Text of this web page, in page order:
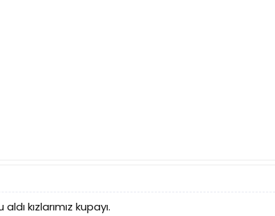
kızlarımız kupayı.